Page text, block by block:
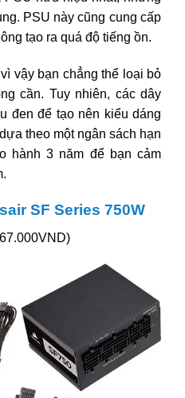
PSU này cũng cung cấp
tạo ra quá độ tiếng ồn.
vậy bạn chẳng thể loại bỏ
cần. Tuy nhiên, các dây
đen để tạo nên kiểu dáng
theo một ngân sách hạn
hành 3 năm để bạn cảm
SF Series 750W